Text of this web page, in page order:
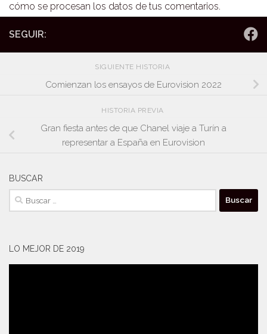
cómo se procesan los datos de tus comentarios.
SEGUIR:
SIGUIENTE HISTORIA
Comienzan los ensayos de Eurovision 2022
HISTORIA PREVIA
Gran fiesta antes de que Chanel viaje a Turín a
representar a España en Eurovision
BUSCAR
Buscar:
LO MEJOR DE 2019